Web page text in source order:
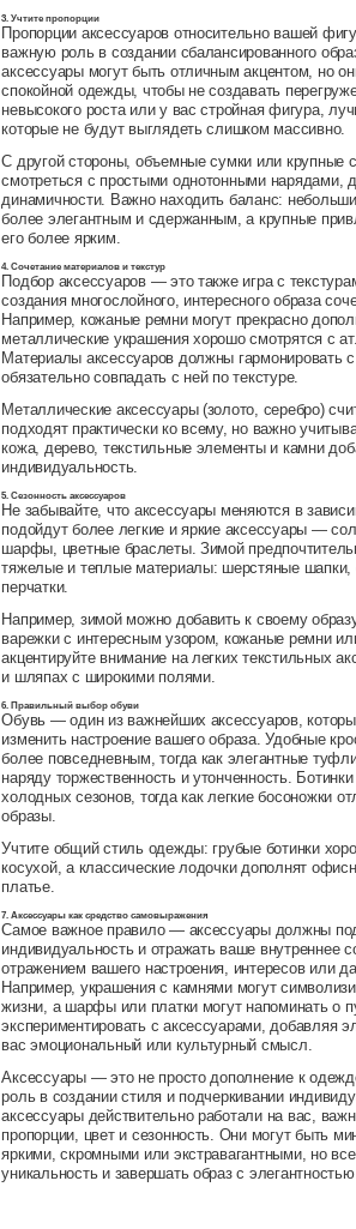
3. Учтите пропорции
Пропорции аксессуаров относительно вашей
важную роль в создании сбалансированного
аксессуары могут быть отличным акцентом, но
спокойной одежды, чтобы не создавать
невысокого роста или у вас стройная фигура,
которые не будут выглядеть слишком массивно.
С другой стороны, объемные сумки или крупные
смотреться с простыми однотонными нарядами,
динамичности. Важно находить баланс:
более элегантным и сдержанным, а крупные
его более ярким.
4. Сочетание материалов и текстур
Подбор аксессуаров — это также игра с
создания многослойного, интересного образа
Например, кожаные ремни могут прекрасно
металлические украшения хорошо смотрятся с
Материалы аксессуаров должны гармонировать
обязательно совпадать с ней по текстуре.
Металлические аксессуары (золото, серебро)
подходят практически ко всему, но важно
кожа, дерево, текстильные элементы и камни
индивидуальность.
5. Сезонность аксессуаров
Не забывайте, что аксессуары меняются в
подойдут более легкие и яркие аксессуары —
шарфы, цветные браслеты. Зимой
тяжелые и теплые материалы: шерстяные
перчатки.
Например, зимой можно добавить к своему
варежки с интересным узором, кожаные ремни
акцентируйте внимание на легких текстильных
и шляпах с широкими полями.
6. Правильный выбор обуви
Обувь — один из важнейших аксессуаров,
изменить настроение вашего образа. Удобные
более повседневным, тогда как элегантные
наряду торжественность и утонченность.
холодных сезонов, тогда как легкие босоножки
образы.
Учтите общий стиль одежды: грубые ботинки
косухой, а классические лодочки дополнят
платье.
7. Аксессуары как средство самовыражения
Самое важное правило — аксессуары должны
индивидуальность и отражать ваше внутреннее
отражением вашего настроения, интересов или
Например, украшения с камнями могут
жизни, а шарфы или платки могут напоминать о
экспериментировать с аксессуарами, добавляя
вас эмоциональный или культурный смысл.
Аксессуары — это не просто дополнение к
роль в создании стиля и подчеркивании
аксессуары действительно работали на вас,
пропорции, цвет и сезонность. Они могут быть
яркими, скромными или экстравагантными, но
уникальность и завершать образ с